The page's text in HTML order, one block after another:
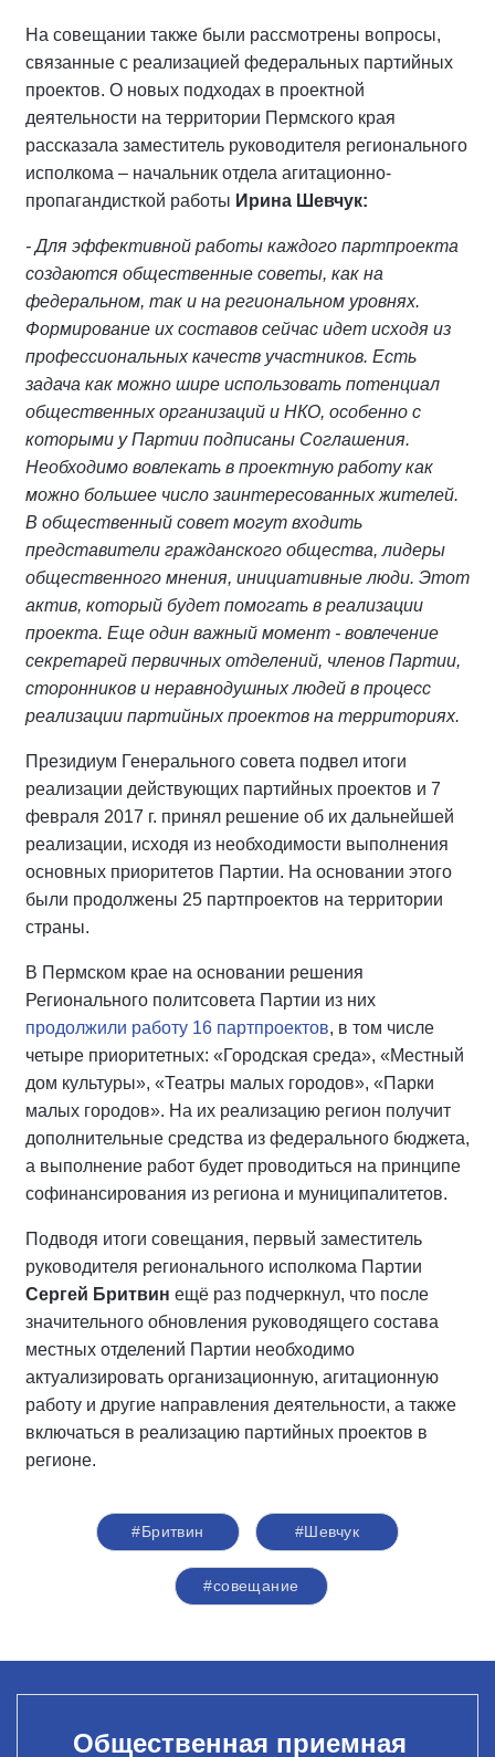
На совещании также были рассмотрены вопросы,
связанные с реализацией федеральных партийных
проектов. О новых подходах в проектной
деятельности на территории Пермского края
рассказала заместитель руководителя регионального
исполкома – начальник отдела агитационно-
пропагандисткой работы Ирина Шевчук:
- Для эффективной работы каждого партпроекта
создаются общественные советы, как на
федеральном, так и на региональном уровнях.
Формирование их составов сейчас идет исходя из
профессиональных качеств участников. Есть
задача как можно шире использовать потенциал
общественных организаций и НКО, особенно с
которыми у Партии подписаны Соглашения.
Необходимо вовлекать в проектную работу как
можно большее число заинтересованных жителей.
В общественный совет могут входить
представители гражданского общества, лидеры
общественного мнения, инициативные люди. Этот
актив, который будет помогать в реализации
проекта. Еще один важный момент - вовлечение
секретарей первичных отделений, членов Партии,
сторонников и неравнодушных людей в процесс
реализации партийных проектов на территориях.
Президиум Генерального совета подвел итоги
реализации действующих партийных проектов и 7
февраля 2017 г. принял решение об их дальнейшей
реализации, исходя из необходимости выполнения
основных приоритетов Партии. На основании этого
были продолжены 25 партпроектов на территории
страны.
В Пермском крае на основании решения
Регионального политсовета Партии из них
продолжили работу 16 партпроектов, в том числе
четыре приоритетных: «Городская среда», «Местный
дом культуры», «Театры малых городов», «Парки
малых городов». На их реализацию регион получит
дополнительные средства из федерального бюджета,
а выполнение работ будет проводиться на принципе
софинансирования из региона и муниципалитетов.
Подводя итоги совещания, первый заместитель
руководителя регионального исполкома Партии
Сергей Бритвин ещё раз подчеркнул, что после
значительного обновления руководящего состава
местных отделений Партии необходимо
актуализировать организационную, агитационную
работу и другие направления деятельности, а также
включаться в реализацию партийных проектов в
регионе.
#Бритвин #Шевчук
#совещание
Общественная приемная